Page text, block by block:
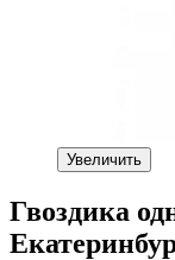
Увеличить
Гвоздика